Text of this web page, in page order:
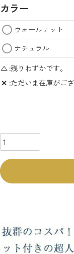
カラー
ウォールナット
ナチュラル
△ 残りわずかです。
✕ ただいま在庫がござ